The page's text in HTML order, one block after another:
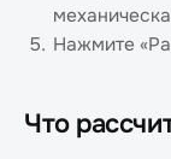
Нажмите
Что